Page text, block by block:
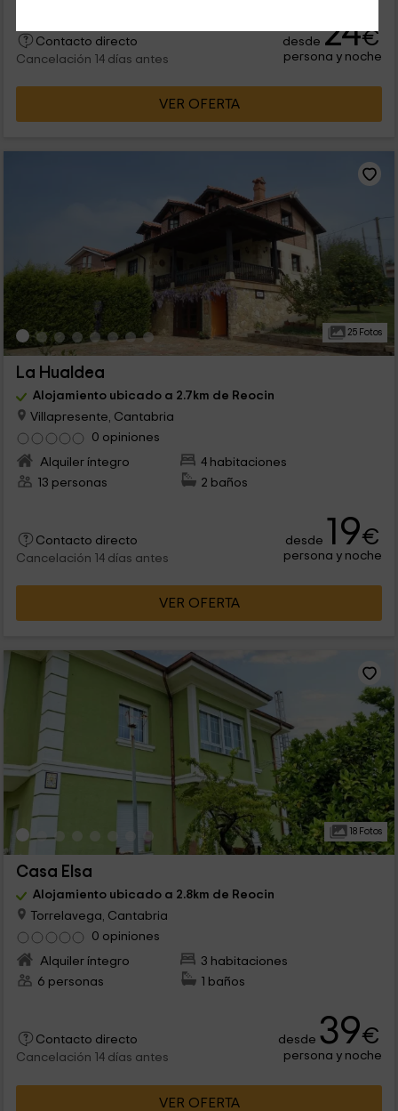
Contacto directo
Cancelación 14 días antes
desde 24€
persona y noche
VER OFERTA
25 Fotos
La Hualdea
Alojamiento ubicado a 2.7km de Reocin
Villapresente, Cantabria
0 opiniones
Alquiler íntegro
4 habitaciones
13 personas
2 baños
Contacto directo
Cancelación 14 días antes
desde 19€
persona y noche
VER OFERTA
18 Fotos
Casa Elsa
Alojamiento ubicado a 2.8km de Reocin
Torrelavega, Cantabria
0 opiniones
Alquiler íntegro
3 habitaciones
6 personas
1 baños
Contacto directo
Cancelación 14 días antes
desde 39€
persona y noche
VER OFERTA